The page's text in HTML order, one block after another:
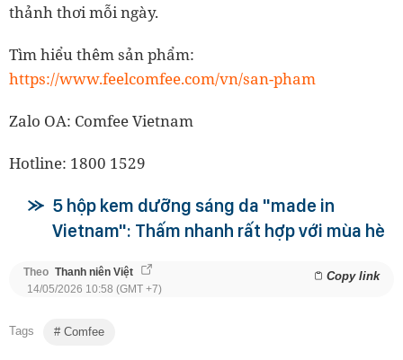
thảnh thơi mỗi ngày.
Tìm hiểu thêm sản phẩm:
https://www.feelcomfee.com/vn/san-pham
Zalo OA: Comfee Vietnam
Hotline: 1800 1529
5 hộp kem dưỡng sáng da "made in
Vietnam": Thấm nhanh rất hợp với mùa hè
Theo Thanh niên Việt Copy link
14/05/2026 10:58 (GMT +7)
Tags Comfee